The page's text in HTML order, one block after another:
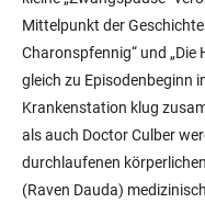
Mittelpunkt der
Charonspfennig“ und „Die
gleich zu Episodenbeginn
Krankenstation klug
als auch Doctor Culber
durchlaufenen
(Raven Dauda)